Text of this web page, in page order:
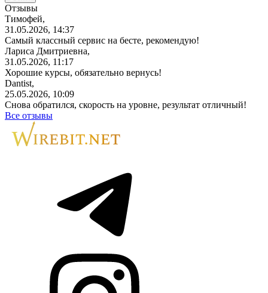
Отзывы
Тимофей,
31.05.2026, 14:37
Самый классный сервис на бесте, рекомендую!
Лариса Дмитриевна,
31.05.2026, 11:17
Хорошие курсы, обязательно вернусь!
Dantist,
25.05.2026, 10:09
Снова обратился, скорость на уровне, результат отличный!
Все отзывы